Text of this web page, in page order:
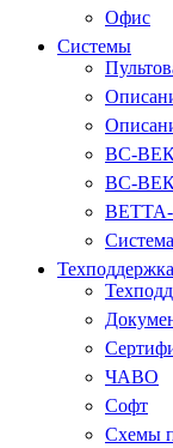
Офис
Системы
ВС-
ВС-
ВЕТТА-
Техподдержка
ЧАВО
Софт
Схемы